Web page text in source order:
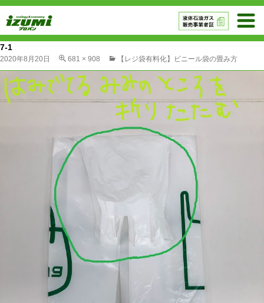
7-1
2020年8月20日 681 × 908 【レジ袋有料化】ビニール袋の畳み方